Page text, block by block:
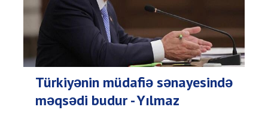
Türkiyənin müdafiə sənayesində
məqsədi budur - Yılmaz